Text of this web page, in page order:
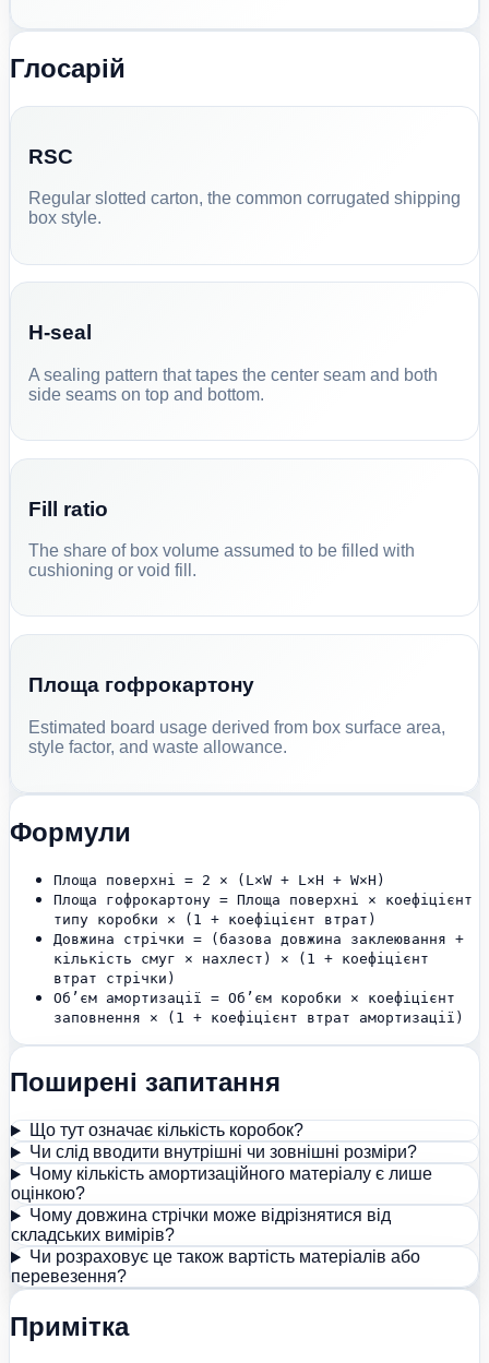
Глосарій
RSC
Regular slotted carton, the common corrugated shipping
box style.
H-seal
A sealing pattern that tapes the center seam and both
side seams on top and bottom.
Fill ratio
The share of box volume assumed to be filled with
cushioning or void fill.
Площа гофрокартону
Estimated board usage derived from box surface area,
style factor, and waste allowance.
Формули
Площа поверхні = 2 × (L×W + L×H + W×H)
Площа гофрокартону = Площа поверхні × коефіцієнт
типу коробки × (1 + коефіцієнт втрат)
Довжина стрічки = (базова довжина заклеювання +
кількість смуг × нахлест) × (1 + коефіцієнт
втрат стрічки)
Об’єм амортизації = Об’єм коробки × коефіцієнт
заповнення × (1 + коефіцієнт втрат амортизації)
Поширені запитання
Що тут означає кількість коробок?
Чи слід вводити внутрішні чи зовнішні розміри?
Чому кількість амортизаційного матеріалу є лише
оцінкою?
Чому довжина стрічки може відрізнятися від
складських вимірів?
Чи розраховує це також вартість матеріалів або
перевезення?
Примітка